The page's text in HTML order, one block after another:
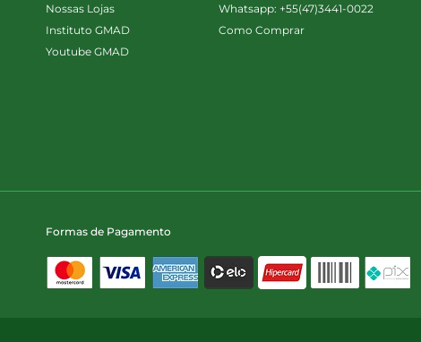
Nossas Lojas
Instituto GMAD
Youtube GMAD
Whatsapp: +55(47)3441-0022
Como Comprar
Formas de Pagamento